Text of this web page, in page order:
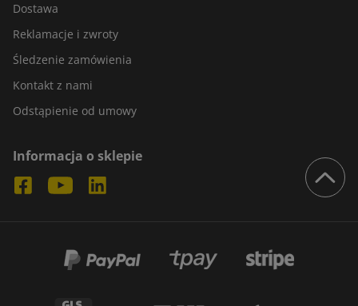
Dostawa
Reklamacje i zwroty
Śledzenie zamówienia
Kontakt z nami
Odstąpienie od umowy
Informacja o sklepie